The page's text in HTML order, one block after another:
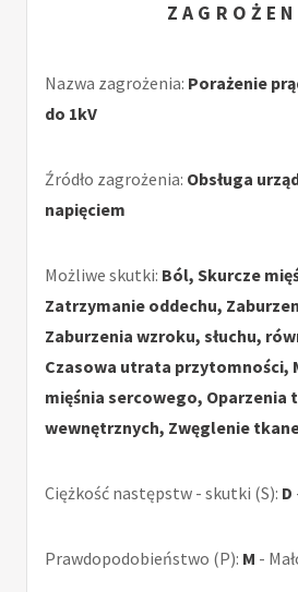
Nazwa zagrożenia: Porażenie
do 1kV
Źródło zagrożenia: Obsługa
napięciem
Możliwe skutki: Ból, Skurcze
Zatrzymanie oddechu,
Zaburzenia wzroku, słuchu,
Czasowa utrata przytomności,
mięśnia sercowego, Oparzenia
wewnętrznych, Zwęglenie
Ciężkość następstw - skutki (S): D
Prawdopodobieństwo (P): M -